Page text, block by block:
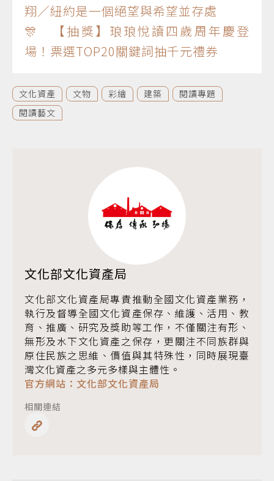
翔／紐約是一個絕望與希望並存處
🎊 【抽獎】琅琅悅讀四歲周年慶登
場！票選TOP20關鍵詞抽千元禮券
文化資產 文物 彩繪 建築
閱讀專題
閱讀藝文
文化部文化資產局
文化部文化資產局專責推動全國文化資產業務，
執行及督導全國文化資產保存、維護、活用、教
育、推廣、研究及獎助等工作，不僅關注有形、
無形及水下文化資產之保存，更關注不同族群與
原住民族之思維、價值與其特殊性，同時展現臺
灣文化資產之多元多樣與主體性。
官方網站：文化部文化資產局
相關連結